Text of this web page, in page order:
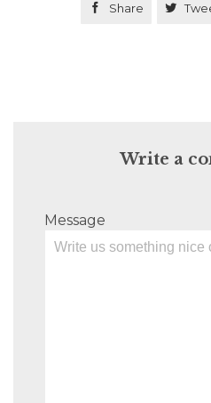
 Share 
Write a
Message